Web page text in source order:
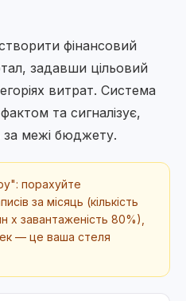
фінансовий
задавши цільовий
витрат. Система
та сигналізує,
межі бюджету.
порахуйте
за місяць (кількість
x завантаженість 80%),
— це ваша стеля